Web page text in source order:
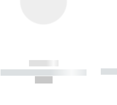
------------
----------- ----------- -----------